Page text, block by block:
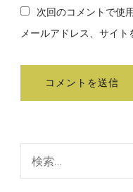
次回のコメントで使
メールアドレス、サイト